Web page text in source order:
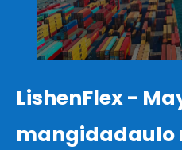
LishenFlex -
mangidadaulo